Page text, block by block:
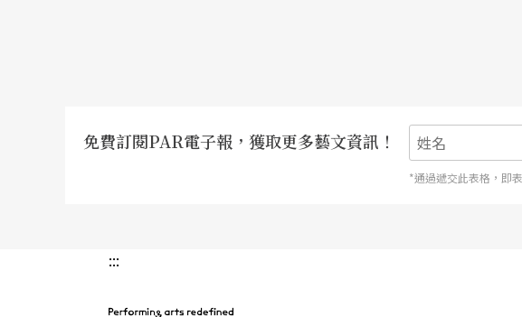
席編舞家的角色讓她的作品散見於各個舞團，她的作品有一定
行空的做法，顏鳳曦的舞蹈在穩重中求創意。俐落、輕巧而細
免費訂閱PAR電子報，獲取更多藝文資訊！
*通過遞交此表格，即
:::